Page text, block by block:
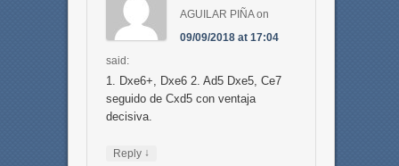
AGUILAR PIÑAon
09/09/2018 at 17:04
said:
1. Dxe6+, Dxe6 2. Ad5 Dxe5, Ce7
seguido de Cxd5 con ventaja
decisiva.
Reply ↓